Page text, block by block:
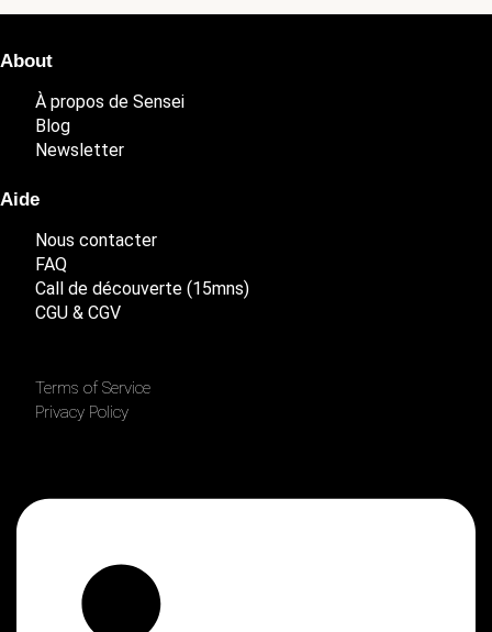
About
À propos de Sensei
Blog
Newsletter
Aide
Nous contacter
FAQ
Call de découverte (15mns)
CGU & CGV
Terms of Service
Privacy Policy